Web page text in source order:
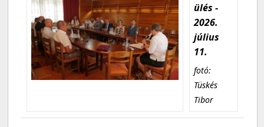
ülés -
2026.
július
11.
fotó:
Tüskés
Tibor